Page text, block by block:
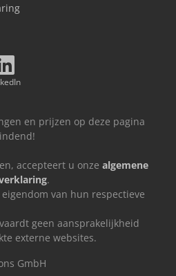
en prijzen op deze pagina
accepteert u onze algemene
.
van hun respectieve
geen aansprakelijkheid
externe websites.
GmbH